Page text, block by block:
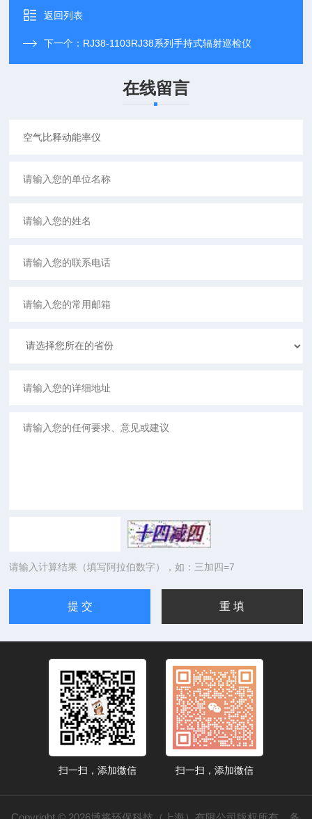
返回列表
下一个： RJ38-1103RJ38系列手持式辐射巡检仪
在线留言
请输入计算结果（填写阿拉伯数字），如：三加四=7
扫一扫，添加微信 扫一扫，添加微信